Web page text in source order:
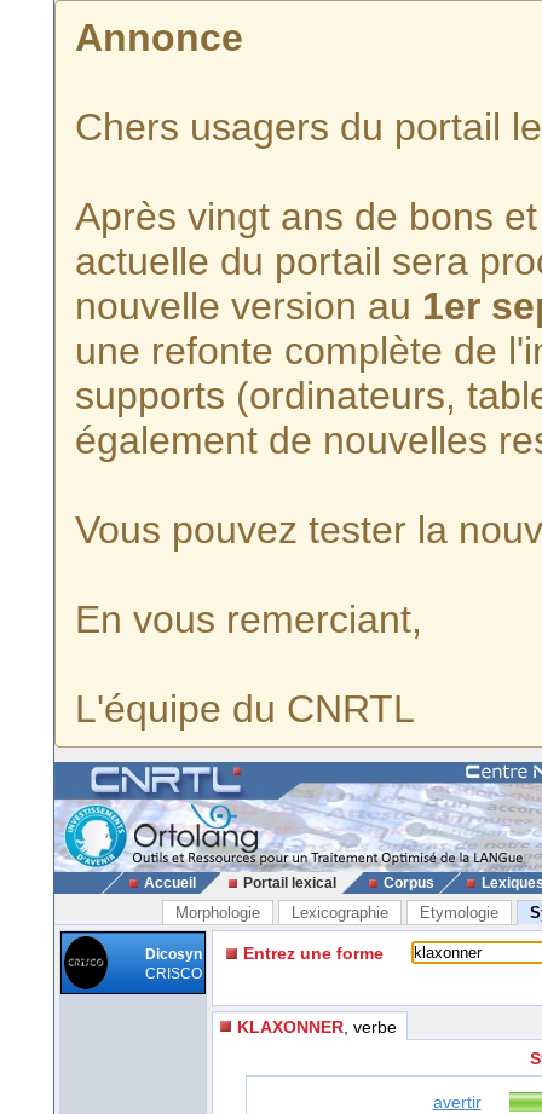
Annonce
Chers usagers du portail
Après vingt ans de bons
actuelle du portail sera
nouvelle version au 1er
une refonte complète de
supports (ordinateurs,
également de nouvelles
Vous pouvez tester la
En vous remerciant,
L'équipe du CNRTL
Accueil Portail lexical Corpus
Morphologie Lexicographie Etymologie
Dicosyn
CRISCO
Entrez une forme
KLAXONNER , verbe
avertir